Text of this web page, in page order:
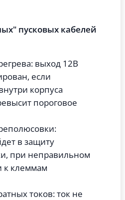
пусковых кабелей
выход 12В
если
корпуса
пороговое
в защиту
при неправильном
к клеммам
токов: ток не